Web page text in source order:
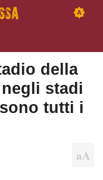
della
stadi
tutti i